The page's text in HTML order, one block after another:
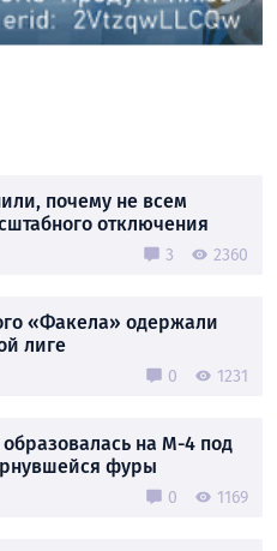
почему не всем
отключения
3 2360
«Факела» одержали
лиге
0 1231
на М-4 под
фуры
0 1169